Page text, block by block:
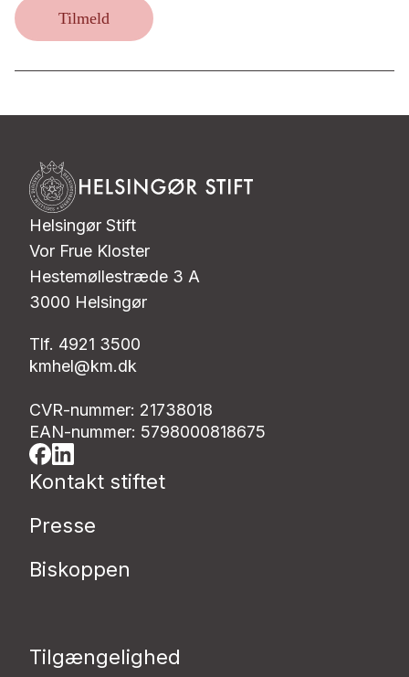
Tilmeld
Helsingør Stift
Vor Frue Kloster
Hestemøllestræde 3 A
3000 Helsingør
Tlf. 4921 3500
kmhel@km.dk
CVR-nummer: 21738018
EAN-nummer: 5798000818675
Kontakt stiftet
Presse
Biskoppen
Tilgængelighed